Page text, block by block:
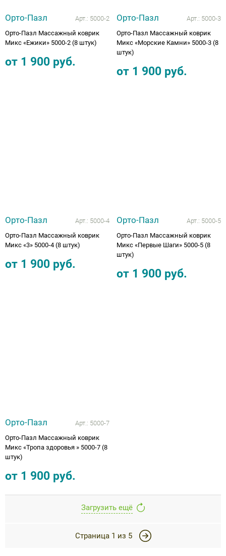
Орто-Пазл Арт.: 5000-2
Орто-Пазл Массажный коврик
Микс «Ежики» 5000-2 (8 штук)
от 1 900 руб.
Орто-Пазл Арт.: 5000-3
Орто-Пазл Массажный коврик
Микс «Морские Камни» 5000-3 (8
штук)
от 1 900 руб.
Орто-Пазл Арт.: 5000-4
Орто-Пазл Массажный коврик
Микс «3» 5000-4 (8 штук)
от 1 900 руб.
Орто-Пазл Арт.: 5000-5
Орто-Пазл Массажный коврик
Микс «Первые Шаги» 5000-5 (8
штук)
от 1 900 руб.
Орто-Пазл Арт.: 5000-7
Орто-Пазл Массажный коврик
Микс «Тропа здоровья » 5000-7 (8
штук)
от 1 900 руб.
Загрузить ещё
Страница 1 из 5